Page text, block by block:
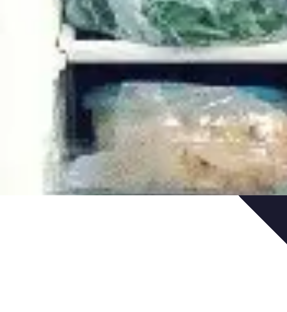
Guide Fruits de Mer
Préparation et Techniques Astuces et conseilsRecettes et TechniquesSanté et Nutrition Choix
Guide Fruits de Mer